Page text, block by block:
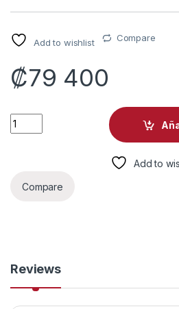
Add to wishlist Compare
₡79 400
COMPUTADORA ECS MINI Intel
Add to
Compare
Reviews